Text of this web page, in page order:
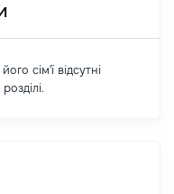
сім'ї відсутні